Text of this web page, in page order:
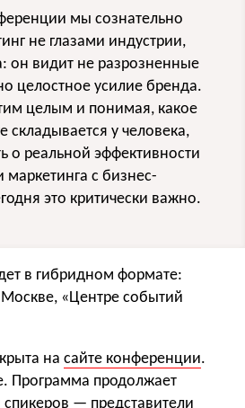
мы сознательно
не глазами индустрии,
он видит не разрозненные
целостное усилие бренда.
целым и понимая, какое
складывается у человека,
о реальной эффективности
маркетинга с бизнес-
это критически важно.
в гибридном формате:
«Центре событий
на сайте конференции.
Программа продолжает
спикеров — представители